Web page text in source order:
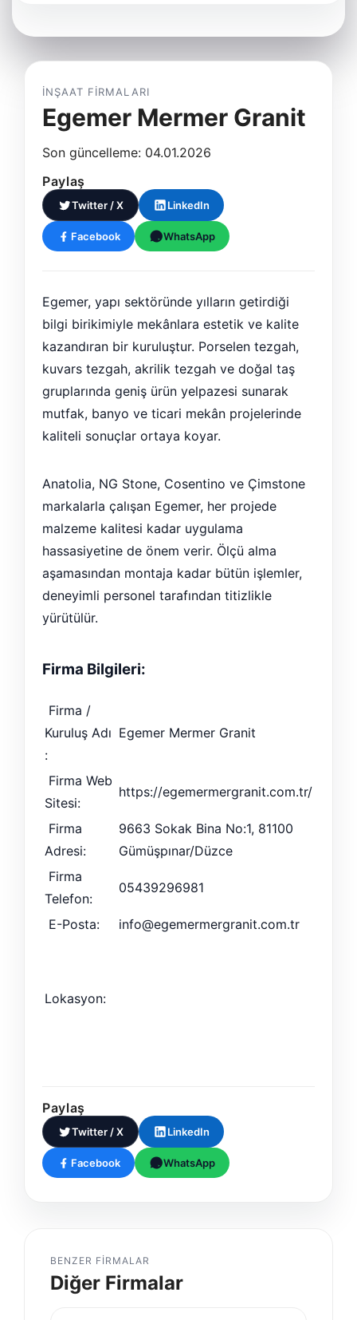
İNŞAAT FIRMALARI
Egemer Mermer Granit
Son güncelleme: 04.01.2026
Paylaş
Twitter / X LinkedIn
Facebook WhatsApp
Egemer, yapı sektöründe yılların getirdiği
bilgi birikimiyle mekânlara estetik ve kalite
kazandıran bir kuruluştur. Porselen tezgah,
kuvars tezgah, akrilik tezgah ve doğal taş
gruplarında geniş ürün yelpazesi sunarak
mutfak, banyo ve ticari mekân projelerinde
kaliteli sonuçlar ortaya koyar.
Anatolia, NG Stone, Cosentino ve Çimstone
markalarla çalışan Egemer, her projede
malzeme kalitesi kadar uygulama
hassasiyetine de önem verir. Ölçü alma
aşamasından montaja kadar bütün işlemler,
deneyimli personel tarafından titizlikle
yürütülür.
Firma Bilgileri:
Firma /
Kuruluş Adı
:
Egemer Mermer Granit
Firma Web
Sitesi:
https://egemermergranit.com.tr/
Firma
Adresi:
9663 Sokak Bina No:1, 81100
Gümüşpınar/Düzce
Firma
Telefon:
05439296981
E-Posta: info@egemermergranit.com.tr
Lokasyon:
Paylaş
Twitter / X LinkedIn
Facebook WhatsApp
BENZER FIRMALAR
Diğer Firmalar